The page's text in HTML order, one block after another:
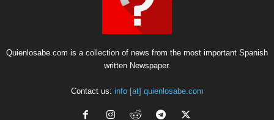
Quienlosabe.com is a collection of news from the most important Spanish
written Newspaper.
Contact us: info [at] quienlosabe.com